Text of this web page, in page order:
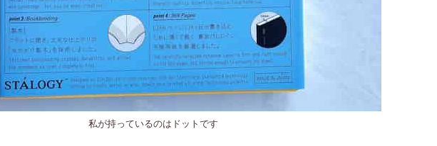
私が持っているのはドットです